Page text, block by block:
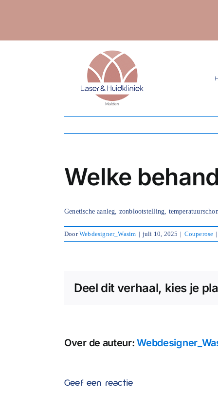
Welke
Genetische aanleg, zonblootstelling,
DoorWebdesigner_Wasim | juli 10, 2025 | Couperose |
Deel dit verhaal, kies je
Over de auteur:
Geef een reactie